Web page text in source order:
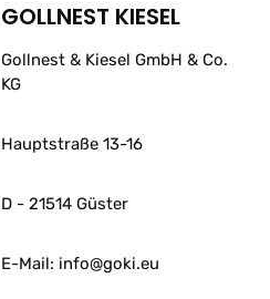
GOLLNEST KIESEL
Gollnest & Kiesel GmbH & Co.
KG
Hauptstraße 13-16
D - 21514 Güster
E-Mail: info@goki.eu